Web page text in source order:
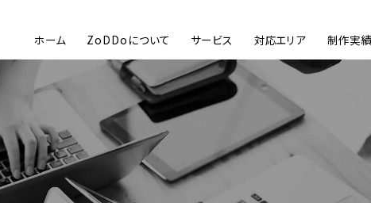
ホーム ZoDDoについて サービス 対応エリア 制作実績